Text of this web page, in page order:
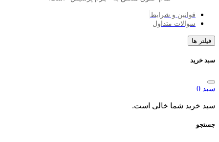
و شرایط
متداول
شما خالی است.